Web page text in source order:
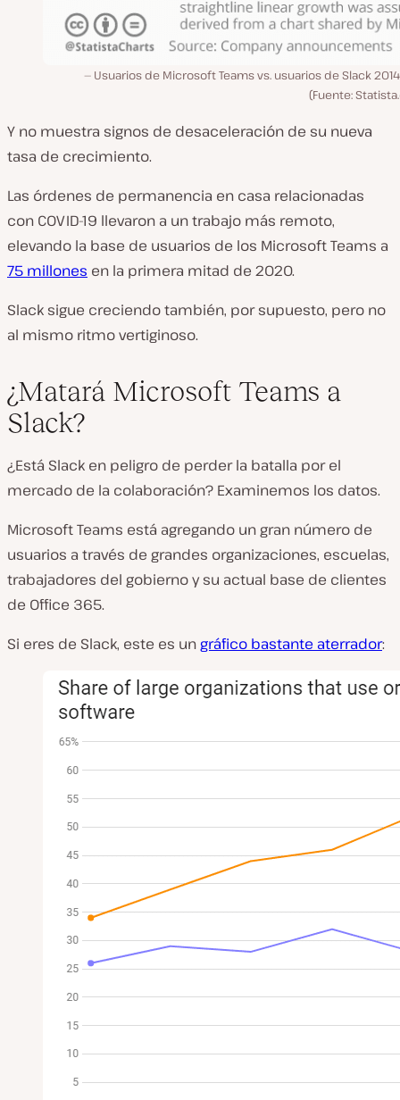
Usuarios de Microsoft Teams vs. usuarios de Slack
(Fuente:
Y no muestra signos de desaceleración de su nueva
tasa de crecimiento.
Las órdenes de permanencia en casa relacionadas
con COVID-19 llevaron a un trabajo más remoto,
elevando la base de usuarios de los Microsoft Teams a
75 millones en la primera mitad de 2020.
Slack sigue creciendo también, por supuesto, pero no
al mismo ritmo vertiginoso.
¿Matará Microsoft Teams a
Slack?
¿Está Slack en peligro de perder la batalla por el
mercado de la colaboración? Examinemos los datos.
Microsoft Teams está agregando un gran número de
usuarios a través de grandes organizaciones, escuelas,
trabajadores del gobierno y su actual base de clientes
de Office 365.
Si eres de Slack, este es ungráfico bastante aterrador: